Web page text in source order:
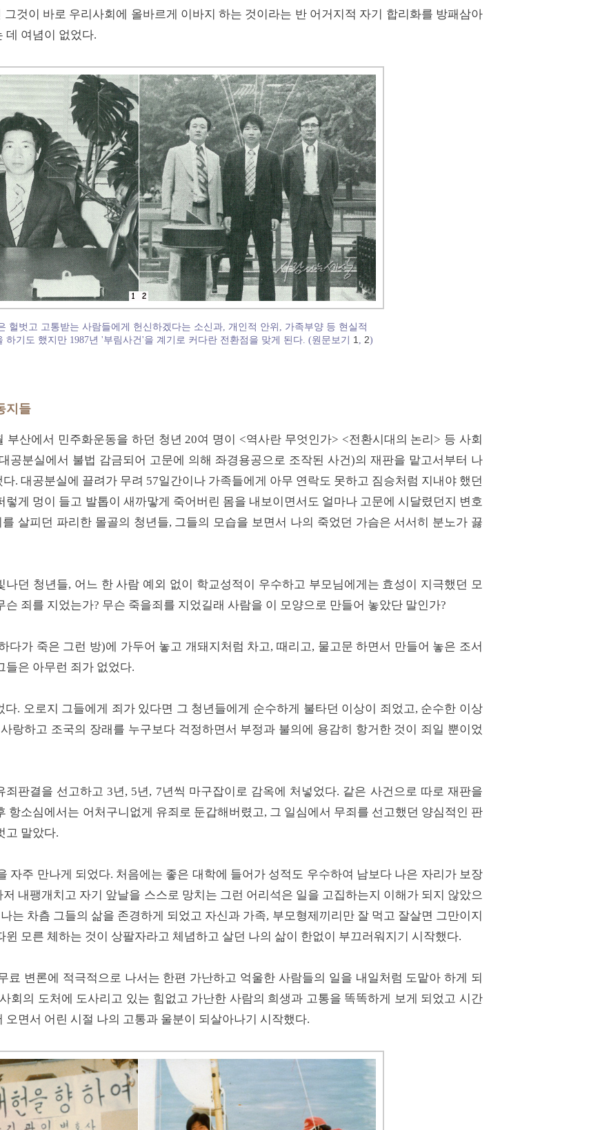
것이 바로 우리사회에 올바르게 이바지 하는 것이라는 반 어거지적 자기 합리화를 방패삼아
데 여념이 없었다.
헐벗고 고통받는 사람들에게 헌신하겠다는 소신과, 개인적 안위, 가족부양 등 현실적
하기도 했지만 1987년 '부림사건'을 계기로 커다란 전환점을 맞게 된다. (원문보기 1 , 2)
지들
부산에서 민주화운동을 하던 청년 20여 명이 <역사란 무엇인가> <전환시대의 논리> 등 사회
공분실에서 불법 감금되어 고문에 의해 좌경용공으로 조작된 사건)의 재판을 맡고서부터 나
. 대공분실에 끌려가 무려 57일간이나 가족들에게 아무 연락도 못하고 짐승처럼 지내야 했던
게 멍이 들고 발톱이 새까맣게 죽어버린 몸을 내보이면서도 얼마나 고문에 시달렸던지 변호
살피던 파리한 몰골의 청년들, 그들의 모습을 보면서 나의 죽었던 가슴은 서서히 분노가 끓
던 청년들, 어느 한 사람 예외 없이 학교성적이 우수하고 부모님에게는 효성이 지극했던 모
죄를 지었는가? 무슨 죽을죄를 지었길래 사람을 이 모양으로 만들어 놓았단 말인가?
다가 죽은 그런 방)에 가두어 놓고 개돼지처럼 차고, 때리고, 물고문 하면서 만들어 놓은 조서
들은 아무런 죄가 없었다.
. 오로지 그들에게 죄가 있다면 그 청년들에게 순수하게 불타던 이상이 죄었고, 순수한 이상
랑하고 조국의 장래를 누구보다 걱정하면서 부정과 불의에 용감히 항거한 것이 죄일 뿐이었
판결을 선고하고 3년, 5년, 7년씩 마구잡이로 감옥에 처넣었다. 같은 사건으로 따로 재판을
항소심에서는 어처구니없게 유죄로 둔갑해버렸고, 그 일심에서 무죄를 선고했던 양심적인 판
고 말았다.
자주 만나게 되었다. 처음에는 좋은 대학에 들어가 성적도 우수하여 남보다 나은 자리가 보장
내팽개치고 자기 앞날을 스스로 망치는 그런 어리석은 일을 고집하는지 이해가 되지 않았으
는 차츰 그들의 삶을 존경하게 되었고 자신과 가족, 부모형제끼리만 잘 먹고 잘살면 그만이지
모른 체하는 것이 상팔자라고 체념하고 살던 나의 삶이 한없이 부끄러워지기 시작했다.
료 변론에 적극적으로 나서는 한편 가난하고 억울한 사람들의 일을 내일처럼 도맡아 하게 되
회의 도처에 도사리고 있는 힘없고 가난한 사람의 희생과 고통을 똑똑하게 보게 되었고 시간
면서 어린 시절 나의 고통과 울분이 되살아나기 시작했다.